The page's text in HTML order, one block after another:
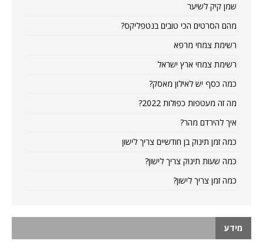
שמן קיק לשיער
מהם הסרטים הכי טובים בנטפליקס?
רשימת צמחי מרפא
רשימת צמחי ארץ ישראל
כמה כסף יש לאילון מאסק?
מה זה מעטפות כפולות 2022?
איך להירדם מהר?
כמה זמן תינוק בן חודשיים צריך לישון
כמה שעות תינוק צריך לישון?
כמה זמן צריך לישון?
מידע